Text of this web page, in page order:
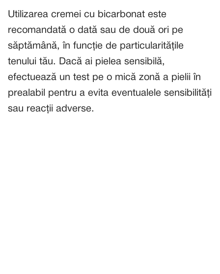
Utilizarea cremei cu bicarbonat este
recomandată o dată sau de două ori pe
săptămână, în funcție de particularitățile
tenului tău. Dacă ai pielea sensibilă,
efectuează un test pe o mică zonă a pielii în
prealabil pentru a evita eventualele sensibilități
sau reacții adverse.